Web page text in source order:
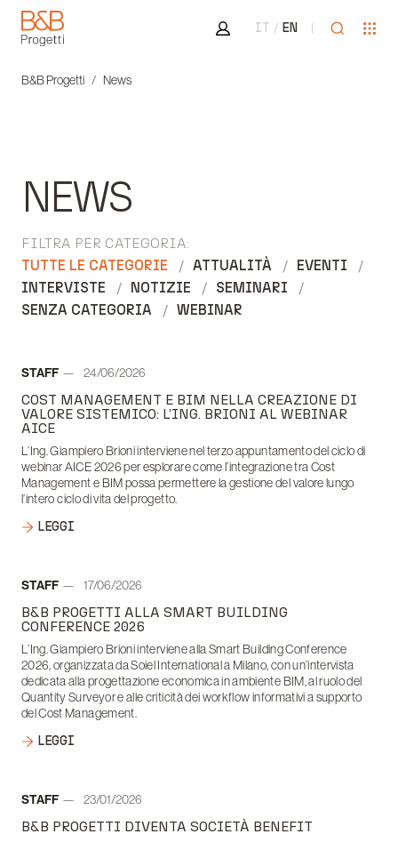
B&B Progetti
Area riservata
IT EN Apri
B&B Progetti News
NEWS
FILTRA PER CATEGORIA:
TUTTE LE CATEGORIE
ATTUALITÀ
EVENTI
INTERVISTE
NOTIZIE
SEMINARI
SENZA CATEGORIA
WEBINAR
Autore:
STAFF
24/06/2026
COST MANAGEMENT E BIM NELLA CREAZIONE DI
VALORE SISTEMICO: L’ING. BRIONI AL WEBINAR
AICE
L’Ing. Giampiero Brioni interviene nel terzo appuntamento del ciclo di
webinar AICE 2026 per esplorare come l’integrazione tra Cost
Management e BIM possa permettere la gestione del valore lungo
l’intero ciclo di vita del progetto.
LEGGI
Autore:
STAFF
17/06/2026
B&B PROGETTI ALLA SMART BUILDING
CONFERENCE 2026
L’Ing. Giampiero Brioni interviene alla Smart Building Conference
2026, organizzata da Soiel International a Milano, con un’intervista
dedicata alla progettazione economica in ambiente BIM, al ruolo del
Quantity Surveyor e alle criticità dei workflow informativi a supporto
del Cost Management.
LEGGI
Autore:
STAFF
23/01/2026
B&B PROGETTI DIVENTA SOCIETÀ BENEFIT